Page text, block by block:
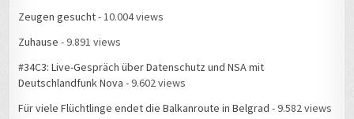
Zeugen gesucht- 10.004 views
Zuhause - 9.891 views
#34C3: Live-Gespräch über Datenschutz und NSA mit
Deutschlandfunk Nova - 9.602 views
Für viele Flüchtlinge endet die Balkanroute in Belgrad - 9.582 views